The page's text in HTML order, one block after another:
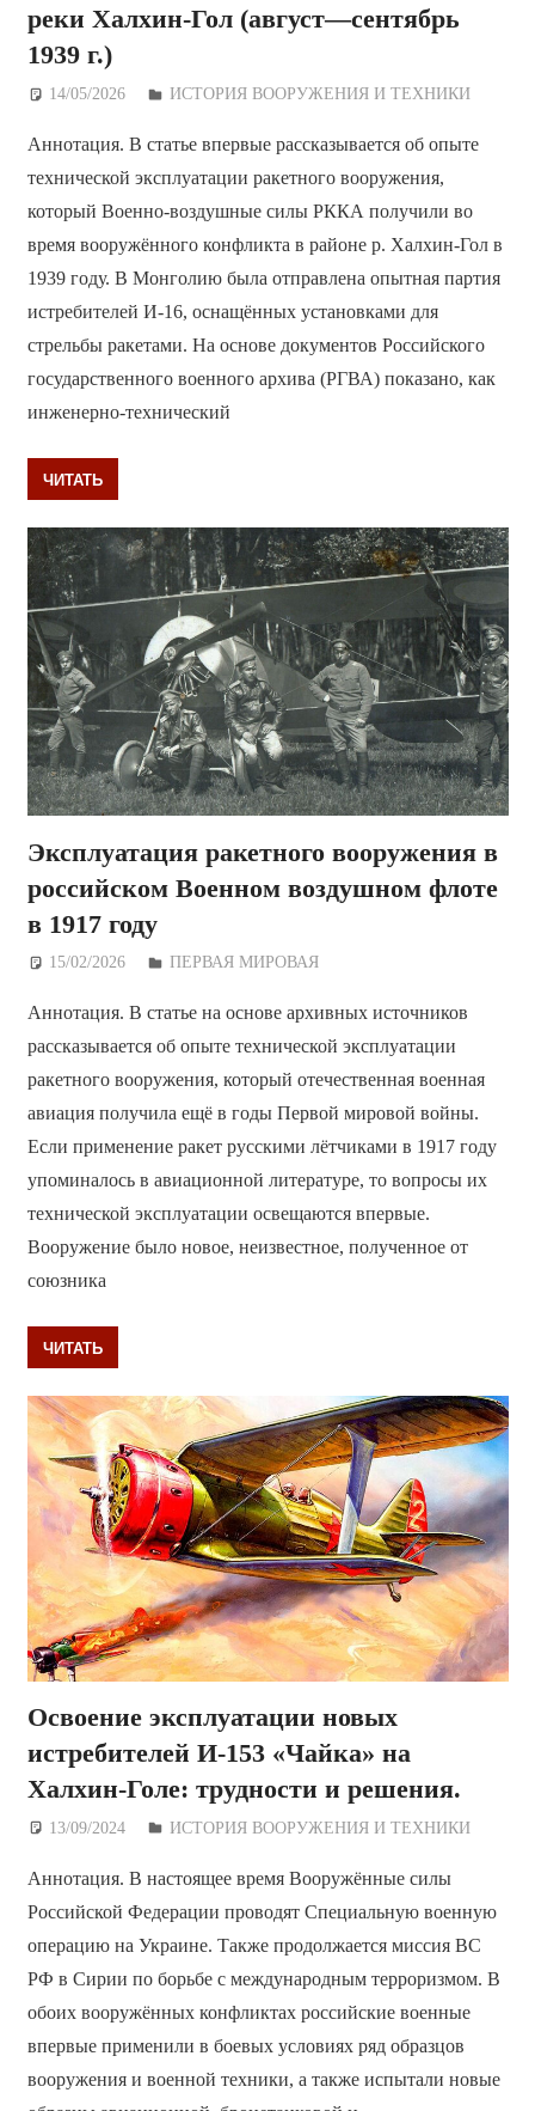
реки Халхин-Гол (август—сентябрь
1939 г.)
14/05/2026 Дежурный по Редакции
ИСТОРИЯ ВООРУЖЕНИЯ И ТЕХНИКИ
Аннотация. В статье впервые рассказывается об опыте
технической эксплуатации ракетного вооружения,
который Военно-воздушные силы РККА получили во
время вооружённого конфликта в районе р. Халхин-Гол в
1939 году. В Монголию была отправлена опытная партия
истребителей И-16, оснащённых установками для
стрельбы ракетами. На основе документов Российского
государственного военного архива (РГВА) показано, как
инженерно-технический
ЧИТАТЬ
Эксплуатация ракетного вооружения в
российском Военном воздушном флоте
в 1917 году
15/02/2026 Дежурный по Редакции
ПЕРВАЯ МИРОВАЯ
Аннотация. В статье на основе архивных источников
рассказывается об опыте технической эксплуатации
ракетного вооружения, который отечественная военная
авиация получила ещё в годы Первой мировой войны.
Если применение ракет русскими лётчиками в 1917 году
упоминалось в авиационной литературе, то вопросы их
технической эксплуатации освещаются впервые.
Вооружение было новое, неизвестное, полученное от
союзника
ЧИТАТЬ
Освоение эксплуатации новых
истребителей И-153 «Чайка» на
Халхин-Голе: трудности и решения.
13/09/2024 Дежурный по Редакции
ИСТОРИЯ ВООРУЖЕНИЯ И ТЕХНИКИ
Аннотация. В настоящее время Вооружённые силы
Российской Федерации проводят Специальную военную
операцию на Украине. Также продолжается миссия ВС
РФ в Сирии по борьбе с международным терроризмом. В
обоих вооружённых конфликтах российские военные
впервые применили в боевых условиях ряд образцов
вооружения и военной техники, а также испытали новые